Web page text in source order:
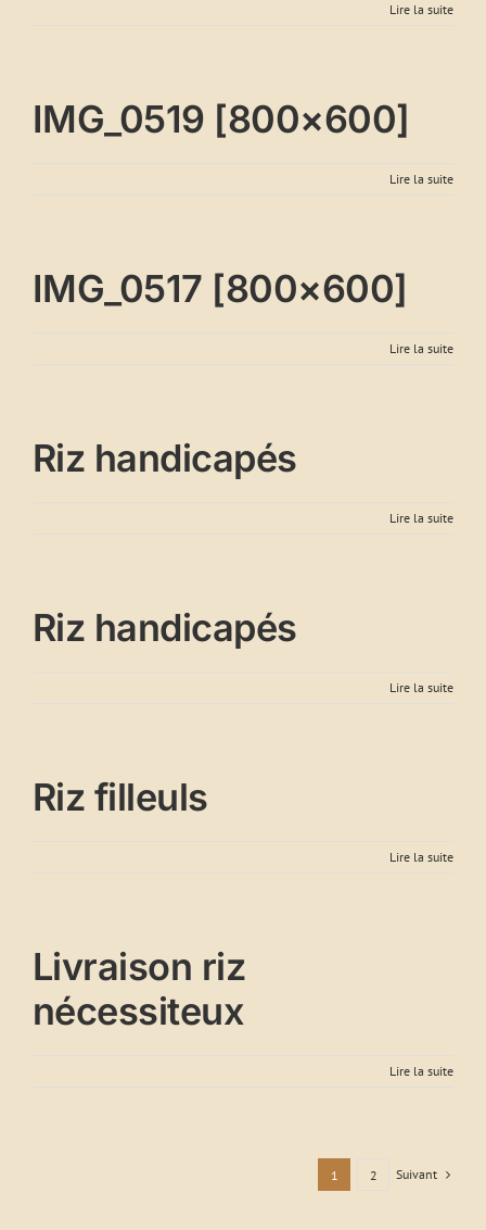
Lire la suite
IMG_0519 [800×600]
Lire la suite
IMG_0517 [800×600]
Lire la suite
Riz handicapés
Lire la suite
Riz handicapés
Lire la suite
Riz filleuls
Lire la suite
Livraison riz
nécessiteux
Lire la suite
1 2 Suivant